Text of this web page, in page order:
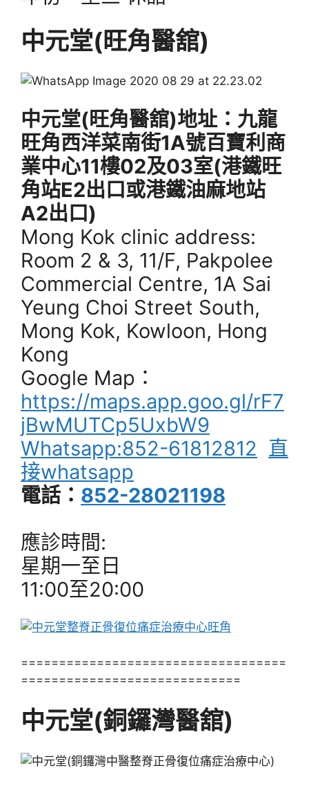
中元堂(旺角醫舘)
中元堂(旺角醫舘)地址：九龍
旺角西洋菜南街1A號百寶利商
業中心11樓02及03室(港鐵旺
角站E2出口或港鐵油麻地站
A2出口)
Mong Kok clinic address:
Room 2 & 3, 11/F, Pakpolee
Commercial Centre, 1A Sai
Yeung Choi Street South,
Mong Kok, Kowloon, Hong
Kong
Google Map：
https://maps.app.goo.gl/rF7
jBwMUTCp5UxbW9
Whatsapp:852-61812812 直
接whatsapp
電話： 852-28021198
應診時間:
星期一至日
11:00至20:00
===================================
=============================
中元堂(銅鑼灣醫舘)